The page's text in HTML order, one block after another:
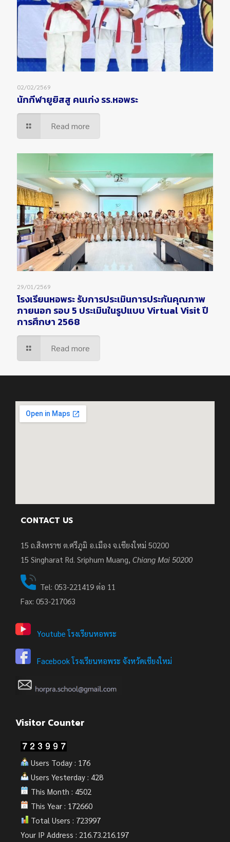
02/02/2569
นักกีฬายูยิสสู คนเก่ง รร.หอพระ
Read more
29/01/2569
โรงเรียนหอพระ รับการประเมินการประกันคุณภาพ
ภายนอก รอบ 5 ประเมินในรูปแบบ Virtual Visit ปี
การศึกษา 2568
Read more
CONTACT US
15 ถ.สิงหราช ต.ศรีภูมิ อ.เมือง จ.เชียงใหม่ 50200
15 Singharat Rd. Sriphum Muang, Chiang Mai 50200
Tel: 053-221419 ต่อ 11
Fax: 053-217063
Youtube โรงเรียนหอพระ
Facebook โรงเรียนหอพระ จังหวัดเชียงใหม่
Visitor Counter
Users Today : 176
Users Yesterday : 428
This Month : 4502
This Year : 172660
Total Users : 723997
Your IP Address : 216.73.216.197